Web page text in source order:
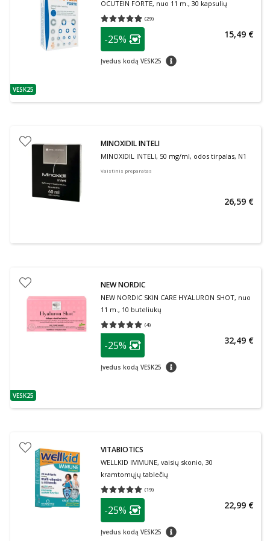
patarimas
VESK25
OCUTEIN FORTE, nuo 11 m., 30 kapsulių
(29)
Vidutinis įvertinimas 4.97
patarimas
Lojalumo klubo narių nuolaida
-25%
Įvedus kodą VESK25 patarimas
15,49 €
MINOXIDIL INTELI
MINOXIDIL INTELI, 50 mg/ml, odos tirpalas, N1
Vaistinis preparatas
26,59 €
patarimas
VESK25
NEW NORDIC
NEW NORDIC SKIN CARE HYALURON SHOT, nuo
11 m., 10 buteliukų
(4)
Vidutinis įvertinimas 5.00
patarimas
Lojalumo klubo narių nuolaida
-25%
Įvedus kodą VESK25 patarimas
32,49 €
VITABIOTICS
WELLKID IMMUNE, vaisių skonio, 30
kramtomųjų tablečių
(19)
Vidutinis įvertinimas 5.00
patarimas
Lojalumo klubo narių nuolaida
-25%
Įvedus kodą VESK25 patarimas
22,99 €